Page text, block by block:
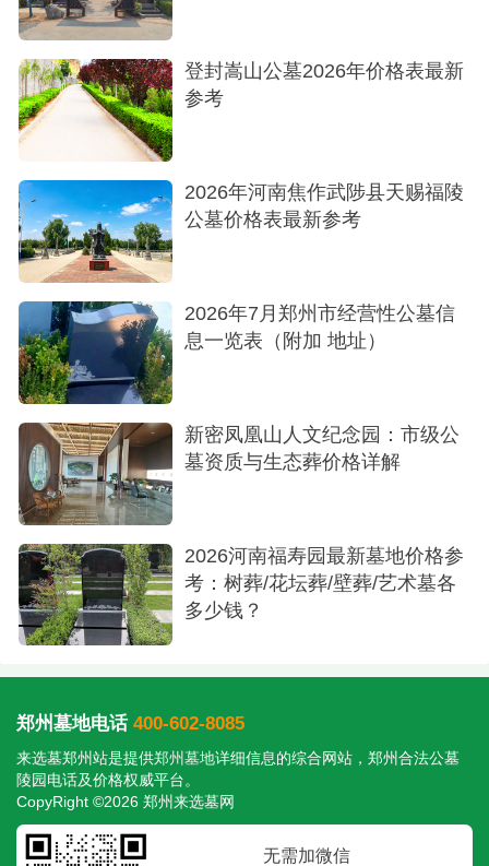
花坛葬
登封嵩山公墓2026年价格表最新
参考
2026年河南焦作武陟县天赐福陵
公墓价格表最新参考
2026年7月郑州市经营性公墓信
息一览表（附加 地址）
新密凤凰山人文纪念园：市级公
墓资质与生态葬价格详解
2026河南福寿园最新墓地价格参
考：树葬/花坛葬/壁葬/艺术墓各
多少钱？
郑州墓地电话 400-602-8085
来选墓郑州站是提供郑州墓地详细信息的综合网站，郑州合法公墓
陵园电话及价格权威平台。
CopyRight ©2026 郑州来选墓网
无需加微信